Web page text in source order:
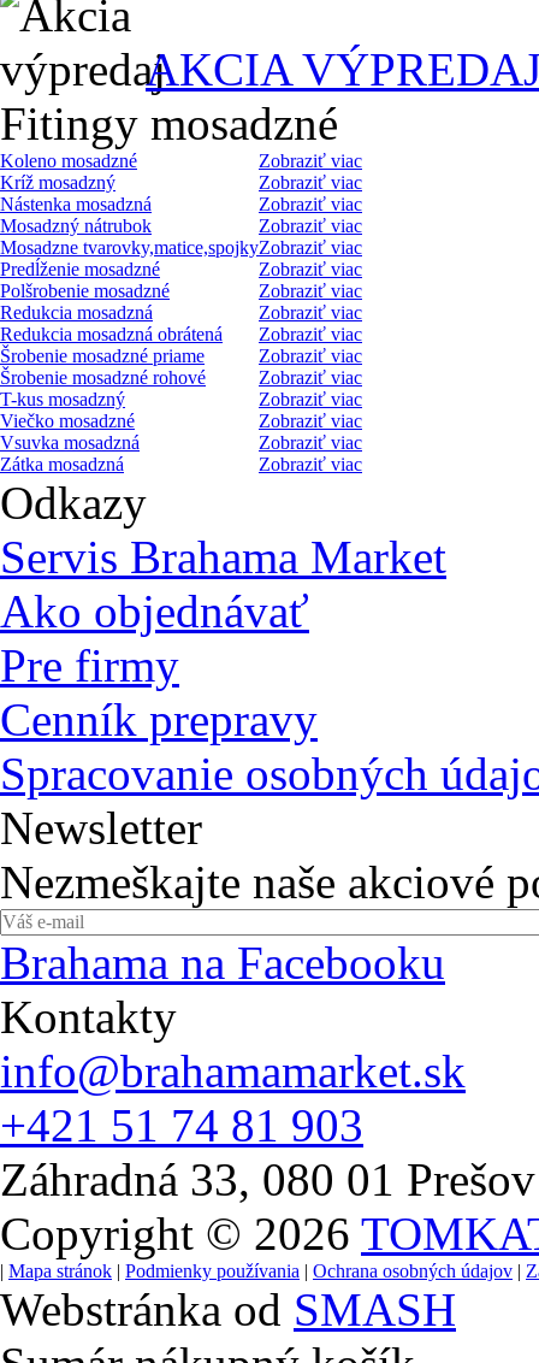
AKCIA
Fitingy mosadzné
Koleno mosadzné
Zobraziť viac
Kríž mosadzný
Zobraziť viac
Nástenka mosadzná
Zobraziť viac
Mosadzný nátrubok
Zobraziť viac
Mosadzne tvarovky,matice,spojkyZobraziť viac
Predĺženie mosadzné
Zobraziť viac
Polšrobenie mosadzné
Zobraziť viac
Redukcia mosadzná
Zobraziť viac
Redukcia mosadzná obrátená
Zobraziť viac
Šrobenie mosadzné priame
Zobraziť viac
Šrobenie mosadzné rohové
Zobraziť viac
T-kus mosadzný
Zobraziť viac
Viečko mosadzné
Zobraziť viac
Vsuvka mosadzná
Zobraziť viac
Zátka mosadzná
Zobraziť viac
Odkazy
Servis Brahama Market
Ako objednávať
Pre firmy
Cenník prepravy
Spracovanie osobných
Newsletter
Nezmeškajte naše akciové
Brahama na Facebooku
Kontakty
info@brahamamarket.sk
+421 51 74 81 903
Záhradná 33, 080 01 Prešov
Copyright © 2026
| Mapa stránok | Podmienky používania | Ochrana osobných údajov |
Webstránka od SMASH